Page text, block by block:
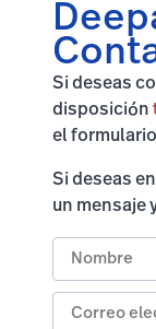
Si deseas
disposición
el
Si deseas
un mensaje